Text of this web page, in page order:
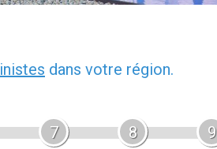
dans votre région.
7 8 9